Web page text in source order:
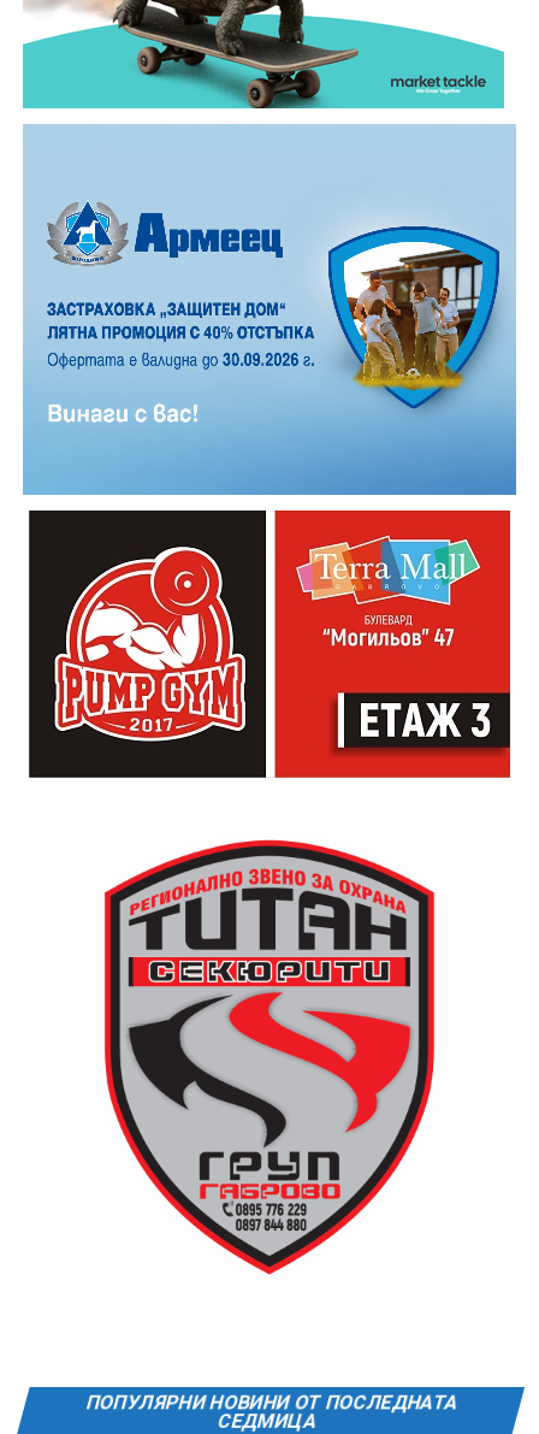
12 АВГУСТ (сряда)
19:00ч. „Книга за книга“ – донеси книга, вземи си
друга, обсъди заглавия и автори с други читатели
20:00ч. Концерт на група МОЛЕЦ, GoGo,
Zov&Vakavliev, Toria
21:30ч. Коктейли и музика
13 АВГУСТ (четвъртък)
19:00ч Групова тренировка с Йоанна Петрова от
20:00ч. Куиз вечер за обща култура
21:30ч. Прожекция на филма “Брънч за начинаещи”
Ще бъде хубаво – не някога и някъде, а тук и сега!
обикновена лятна вечер.
които свират на китара, да се включат – независимо
от професионалното им ниво. Събитието е различно
– то не е концерт, а споделено преживяване, в което
всеки участва по свой начин. Няма сцена или
официална програма, няма предварително обявени
изпълнители и разделение между публика и
артисти. Всеки е добре дошъл да пее, свири или
просто да преживее звездопад, изпълнен с музика,
падащи звезди и желания.
транспорт до местността Градище. Електрическият
автобус ще тръгне в 19:30 ч. от пл. „Възраждане“, а
обратно към града в 00:00 ч. – от паркинга до
поляната. Вземете със себе си връхна дреха и одеяло
или шалте! За повече информация тел. 0887907075.
ПОПУЛЯРНИ НОВИНИ ОТ ПОСЛЕДНАТА
СЕДМИЦА